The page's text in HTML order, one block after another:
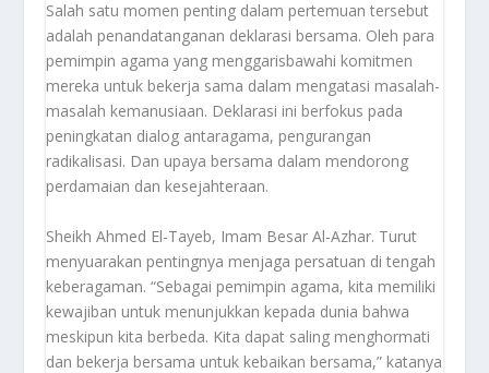
Salah satu momen penting dalam pertemuan tersebut
adalah penandatanganan deklarasi bersama. Oleh para
pemimpin agama yang menggarisbawahi komitmen
mereka untuk bekerja sama dalam mengatasi masalah-
masalah kemanusiaan. Deklarasi ini berfokus pada
peningkatan dialog antaragama, pengurangan
radikalisasi. Dan upaya bersama dalam mendorong
perdamaian dan kesejahteraan.
Sheikh Ahmed El-Tayeb, Imam Besar Al-Azhar. Turut
menyuarakan pentingnya menjaga persatuan di tengah
keberagaman. “Sebagai pemimpin agama, kita memiliki
kewajiban untuk menunjukkan kepada dunia bahwa
meskipun kita berbeda. Kita dapat saling menghormati
dan bekerja bersama untuk kebaikan bersama,” katanya